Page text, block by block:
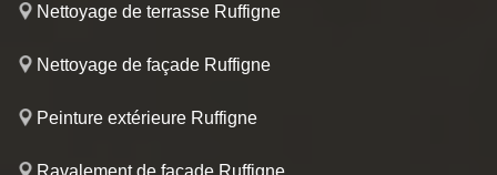
Nettoyage de terrasse Ruffigne
Nettoyage de façade Ruffigne
Peinture extérieure Ruffigne
Ravalement de façade Ruffigne